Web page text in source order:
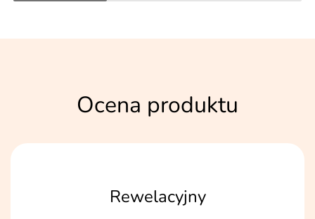
Ocena produktu
Rewelacyjny